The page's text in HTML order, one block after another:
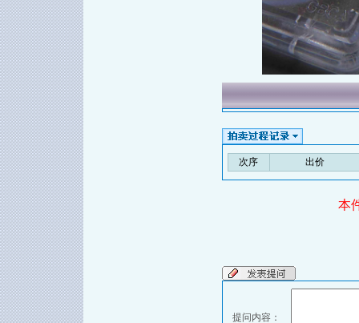
次序 出价
本
提问内容：